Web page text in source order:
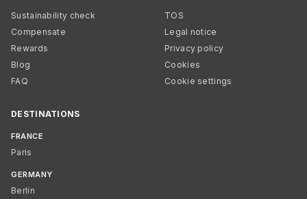
Sustainability check
Compensate
Rewards
Blog
FAQ
TOS
Legal notice
Privacy policy
Cookies
Cookie settings
DESTINATIONS
FRANCE
Paris
GERMANY
Berlin